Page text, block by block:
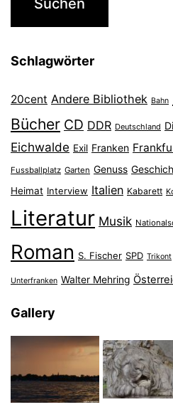
Schlagwörter
20cent Andere Bibliothek Bahn
Bücher CD DDR Deutschland
Eichwalde Exil Franken
Fussballplatz Garten Genuss
Heimat Interview Italien Kabarett
Literatur Musik
Roman S. Fischer SPD Trikont
Unterfranken Walter Mehring
Gallery